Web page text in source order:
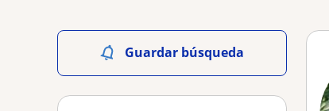
Guardar búsqueda